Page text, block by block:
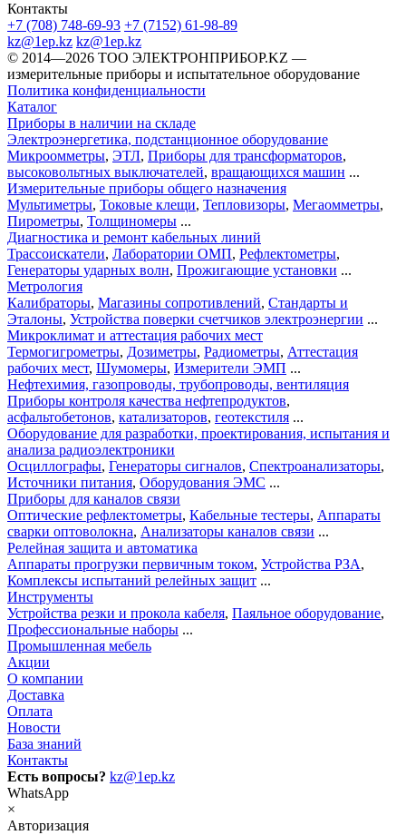
Контакты
+7 (708) 748-69-93 +7 (7152) 61-98-89
kz@1ep.kz kz@1ep.kz
©️ 2014—2026 ТОО ЭЛЕКТРОНПРИБОР.KZ —
измерительные приборы и испытательное оборудование
Политика конфиденциальности
Каталог
Приборы в наличии на складе
Электроэнергетика, подстанционное оборудование
Микроомметры, ЭТЛ, Приборы для трансформаторов,
высоковольтных выключателей, вращающихся машин ...
Измерительные приборы общего назначения
Мультиметры, Токовые клещи, Тепловизоры, Мегаомметры,
Пирометры, Толщиномеры ...
Диагностика и ремонт кабельных линий
Трассоискатели, Лаборатории ОМП, Рефлектометры,
Генераторы ударных волн, Прожигающие установки ...
Метрология
Калибраторы, Магазины сопротивлений, Стандарты и
Эталоны, Устройства поверки счетчиков электроэнергии ...
Микроклимат и аттестация рабочих мест
Термогигрометры, Дозиметры, Радиометры, Аттестация
рабочих мест, Шумомеры, Измерители ЭМП ...
Нефтехимия, газопроводы, трубопроводы, вентиляция
Приборы контроля качества нефтепродуктов,
асфальтобетонов, катализаторов, геотекстиля ...
Оборудование для разработки, проектирования, испытания и
анализа радиоэлектроники
Осциллографы, Генераторы сигналов, Спектроанализаторы,
Источники питания, Оборудования ЭМС ...
Приборы для каналов связи
Оптические рефлектометры, Кабельные тестеры, Аппараты
сварки оптоволокна, Анализаторы каналов связи ...
Релейная защита и автоматика
Аппараты прогрузки первичным током, Устройства РЗА,
Комплексы испытаний релейных защит ...
Инструменты
Устройства резки и прокола кабеля, Паяльное оборудование,
Профессиональные наборы ...
Промышленная мебель
Акции
О компании
Доставка
Оплата
Новости
База знаний
Контакты
Есть вопросы? kz@1ep.kz
WhatsApp
×
Авторизация